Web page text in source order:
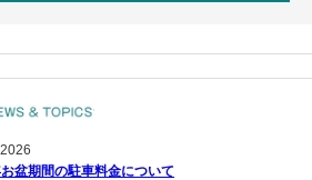
盆期間の駐車料金について